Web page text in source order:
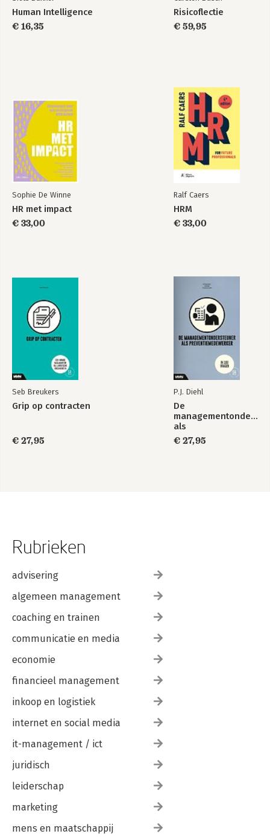
Human Intelligence
€ 16,35
Risicoflectie
€ 59,95
Sophie De Winne
HR met impact
€ 33,00
Ralf Caers
HRM
€ 33,00
Seb Breukers
Grip op contracten
€ 27,95
P.J. Diehl
De
als
€ 27,95
Rubrieken
advisering
algemeen management
coaching en trainen
communicatie en media
economie
financieel management
inkoop en logistiek
internet en social media
it-management / ict
juridisch
leiderschap
marketing
mens en maatschappij